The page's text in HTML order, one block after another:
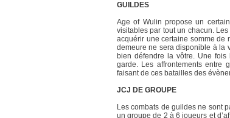
GUILDES
Age of Wulin propose un
visitables par tout un chacun.
acquérir une certaine somme de
demeure ne sera disponible à la
bien défendre la vôtre. Une fois
garde. Les affrontements entre
faisant de ces batailles des
JCJ DE GROUPE
Les combats de guildes ne sont
un groupe de 2 à 6 joueurs et